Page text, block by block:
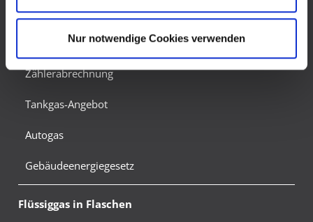
Risiko, dass US-Behörden personenbezogene Daten in
Überwachungsprogrammen verarbeiten, ohne
bestehende Klagemöglichkeit für Europäer.
Nur notwendige Cookies verwenden
Energiespartipps
Sicherheit und Umweltschutz
Zählerabrechnung
Tankgas-Angebot
Autogas
Gebäudeenergiegesetz
Flüssiggas in Flaschen